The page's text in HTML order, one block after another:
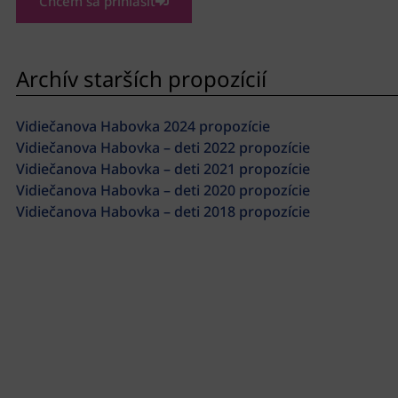
Archív starších propozícií
Vidiečanova Habovka 2024 propozície
Vidiečanova Habovka – deti 2022 propozície
Vidiečanova Habovka – deti 2021 propozície
Vidiečanova Habovka – deti 2020 propozície
Vidiečanova Habovka – deti 2018 propozície